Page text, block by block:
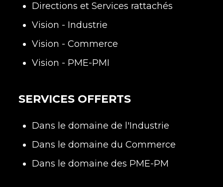
Directions et Services rattachés
Vision - Industrie
Vision - Commerce
Vision - PME-PMI
SERVICES OFFERTS
Dans le domaine de l'Industrie
Dans le domaine du Commerce
Dans le domaine des PME-PM